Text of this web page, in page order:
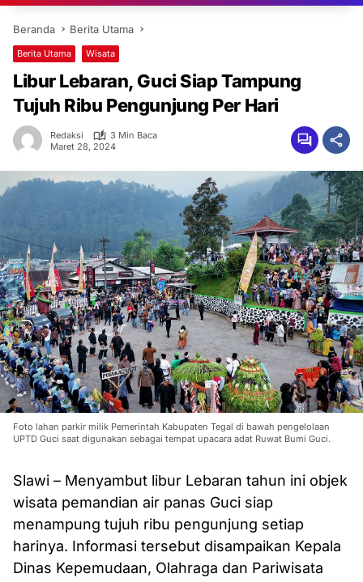
Beranda Berita Utama
Berita Utama Wisata
Libur Lebaran, Guci Siap Tampung
Tujuh Ribu Pengunjung Per Hari
Redaksi
3 Min Baca
Maret 28, 2024
Foto lahan parkir milik Pemerintah Kabupaten Tegal di bawah pengelolaan
UPTD Guci saat digunakan sebagai tempat upacara adat Ruwat Bumi Guci.
Slawi – Menyambut libur Lebaran tahun ini objek
wisata pemandian air panas Guci siap
menampung tujuh ribu pengunjung setiap
harinya. Informasi tersebut disampaikan Kepala
Dinas Kepemudaan, Olahraga dan Pariwisata